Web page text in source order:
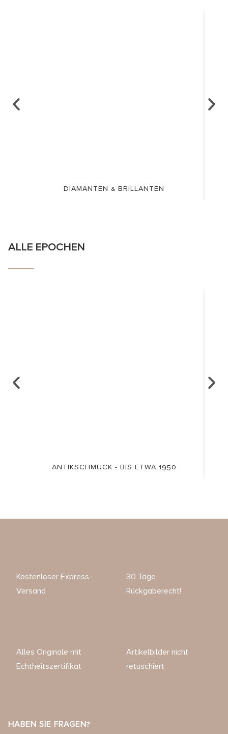
DIAMANTEN & BRILLANTEN
ALLE EPOCHEN
ANTIKSCHMUCK - BIS ETWA 1950
Kostenloser Express-
Versand
30 Tage
Rückgaberecht!
Alles Originale mit
Echtheitszertifikat
Artikelbilder nicht
retuschiert
HABEN SIE FRAGEN?